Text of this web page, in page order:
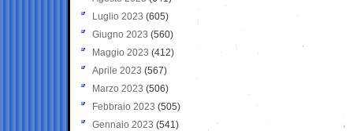
Luglio 2023 (605)
Giugno 2023 (560)
Maggio 2023 (412)
Aprile 2023 (567)
Marzo 2023 (506)
Febbraio 2023 (505)
Gennaio 2023 (541)